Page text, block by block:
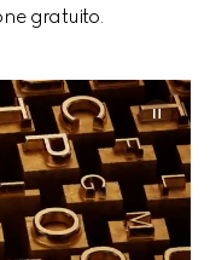
gratuito.